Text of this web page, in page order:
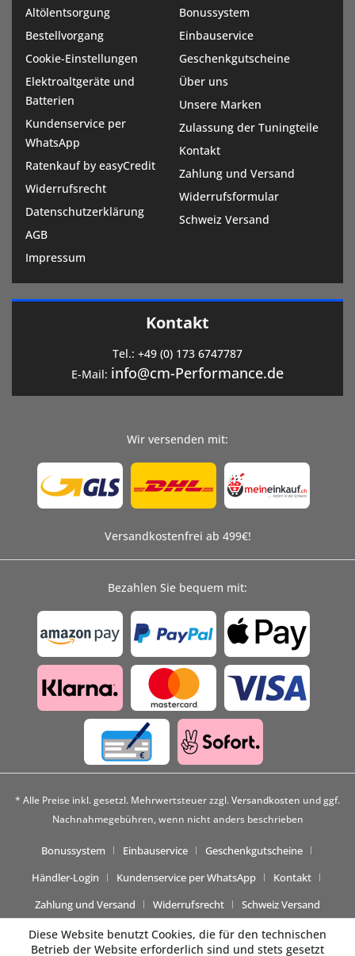
Altölentsorgung
Bestellvorgang
Cookie-Einstellungen
Elektroaltgeräte und
Batterien
Kundenservice per
WhatsApp
Ratenkauf by easyCredit
Widerrufsrecht
Datenschutzerklärung
AGB
Impressum
Bonussystem
Einbauservice
Geschenkgutscheine
Über uns
Unsere Marken
Zulassung der Tuningteile
Kontakt
Zahlung und Versand
Widerrufsformular
Schweiz Versand
Kontakt
Tel.: +49 (0) 173 6747787
E-Mail: info@cm-Performance.de
Wir versenden mit:
Versandkostenfrei ab 499€!
Bezahlen Sie bequem mit:
* Alle Preise inkl. gesetzl. Mehrwertsteuer zzgl.Versandkosten und ggf.
Nachnahmegebühren, wenn nicht anders beschrieben
Bonussystem Einbauservice
Geschenkgutscheine
Händler-Login
Kundenservice per WhatsApp
Kontakt
Zahlung und Versand
Widerrufsrecht Schweiz Versand
Diese Website benutzt Cookies, die für den technischen
Betrieb der Website erforderlich sind und stets gesetzt